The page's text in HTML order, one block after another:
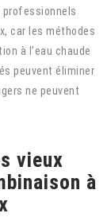
car les méthodes
à l’eau chaude
peuvent éliminer
ne peuvent
vieux
à